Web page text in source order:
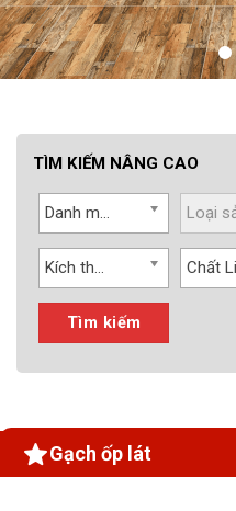
TÌM KIẾM NÂNG CAO
Danh mục
Kích thước
Tìm kiếm
Gạch ốp lát